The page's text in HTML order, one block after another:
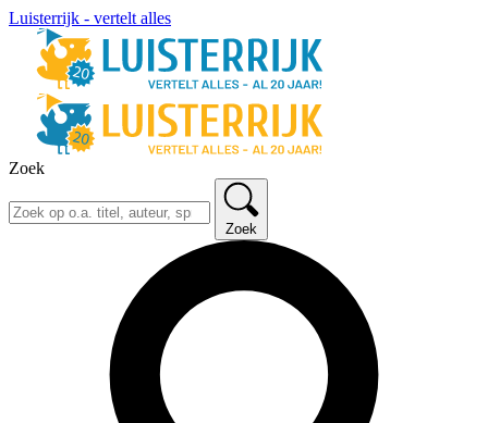
Luisterrijk - vertelt alles
Zoek
Zoek